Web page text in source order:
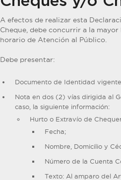
A efectos de realizar esta
Cheque, debe concurrir a la
horario de Atención al Público.
Debe presentar:
Documento de Identidad vigente
Nota en dos (2) vías dirigida al
caso, la siguiente información:
Hurto o Extravío de
Fecha;
Nombre, Domicilio y
Número de la Cuenta
Texto: Al amparo del